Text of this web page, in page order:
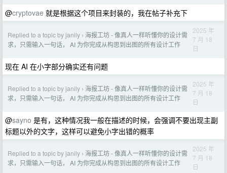
@cryptovae 就是根据这个项目来封装的，我在帖子补充下
Replied to a topic by janily › 海报工坊 - 像真人一样听懂你的设计需
求，只需输入一句话， AI 为你完成从构思到出图的所有设计工作
2025 年
7 月 18
日
现在 AI 在小字部分确实还有问题
Replied to a topic by janily › 海报工坊 - 像真人一样听懂你的设计需
求，只需输入一句话， AI 为你完成从构思到出图的所有设计工作
2025 年
7 月 18
日
@sayno 是有，这种情况我一般在描述的时候，会强调不要出现主副
标题以外的文字，这样可以避免小字出错的概率
Replied to a topic by janily › 海报工坊 - 像真人一样听懂你的设计需
求，只需输入一句话， AI 为你完成从构思到出图的所有设计工作
2025 年
7 月 18
日